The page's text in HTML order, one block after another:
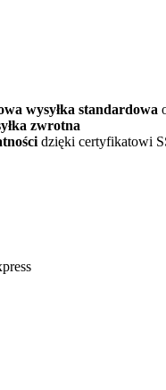
wysyłka standardowa
zwrotna
dzięki certyfikatowi